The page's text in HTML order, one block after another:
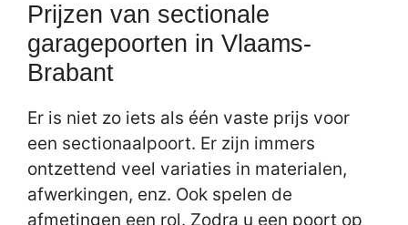
Prijzen van sectionale
garagepoorten in Vlaams-
Brabant
Er is niet zo iets als één vaste prijs voor
een sectionaalpoort. Er zijn immers
ontzettend veel variaties in materialen,
afwerkingen, enz. Ook spelen de
afmetingen een rol. Zodra u een poort op